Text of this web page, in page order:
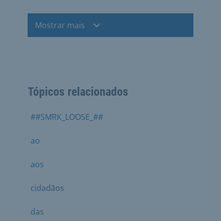
Mostrar mais
Tópicos relacionados
##SMRK_LOOSE_##
ao
aos
cidadãos
das